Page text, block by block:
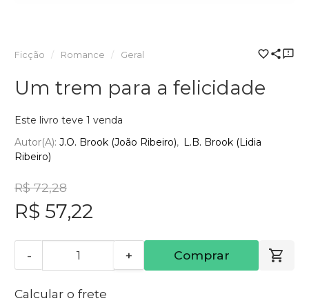
Ficção Romance Geral
Um trem para a felicidade
Este livro teve 1 venda
Autor(a): J.O. Brook (João Ribeiro)
L.B. Brook (Lidia
Ribeiro)
R$ 72,28
R$ 57,22
- + Comprar
Calcular o frete